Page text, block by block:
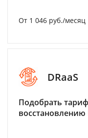
От 1 046 руб./месяц
DRaaS
Подобрать